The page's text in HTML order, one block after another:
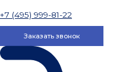
+7 (495) 999-81-22
Заказать звонок